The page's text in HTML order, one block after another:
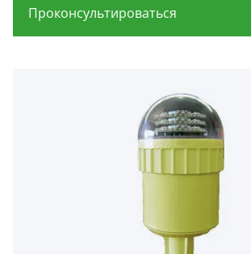
Проконсультироваться